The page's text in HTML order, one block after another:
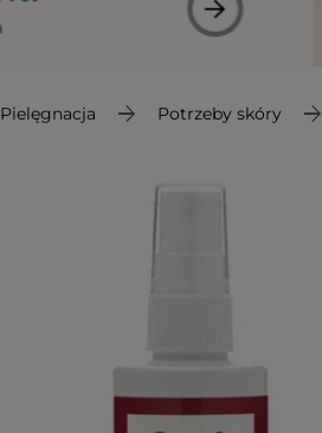
Pielęgnacja Potrzeby skóry